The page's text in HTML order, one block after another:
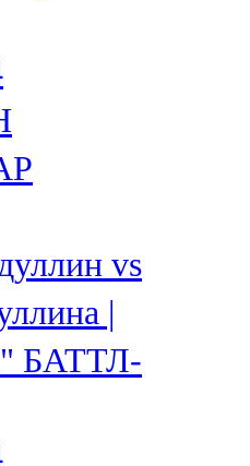
vs
|